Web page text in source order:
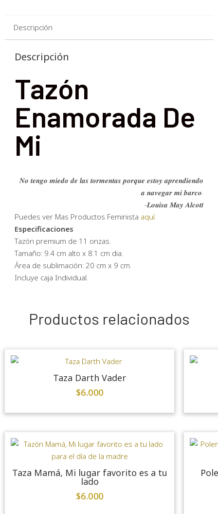
Descripción
Descripción
Tazón
Enamorada De
Mi
𝑵𝒐 𝒕𝒆𝒏𝒈𝒐 𝒎𝒊𝒆𝒅𝒐 𝒅𝒆 𝒍𝒂𝒔 𝒕𝒐𝒓𝒎𝒆𝒏𝒕𝒂𝒔 𝒑𝒐𝒓𝒒𝒖𝒆 𝒆𝒔𝒕𝒐𝒚 𝒂𝒑𝒓𝒆𝒏𝒅𝒊𝒆𝒏𝒅𝒐
𝒂 𝒏𝒂𝒗𝒆𝒈𝒂𝒓 𝒎𝒊 𝒃𝒂𝒓𝒄𝒐.
-𝑳𝒐𝒖𝒊𝒔𝒂 𝑴𝒂𝒚 𝑨𝒍𝒄𝒐𝒕𝒕
Puedes ver Mas Productos Feminista aquí.
Especificaciones
Tazón premium de 11 onzas.
Tamaño: 9.4 cm alto x 8.1 cm dia.
Área de sublimación: 20 cm x 9 cm.
Incluye caja Individual.
Productos relacionados
Taza Darth Vader
$6.000
Taza Mamá, Mi lugar favorito es a tu
lado
$6.000